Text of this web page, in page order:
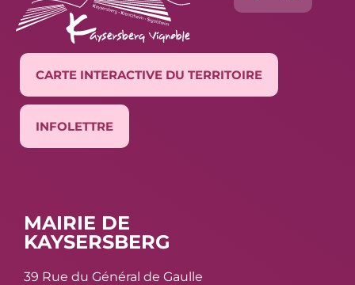
CARTE INTERACTIVE DU TERRITOIRE
INFOLETTRE
MAIRIE DE
KAYSERSBERG
39 Rue du Général de Gaulle